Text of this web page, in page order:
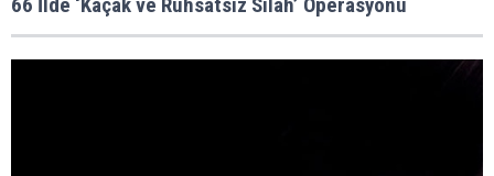
66 İlde ‘Kaçak ve Ruhsatsız Silah’ Operasyonu